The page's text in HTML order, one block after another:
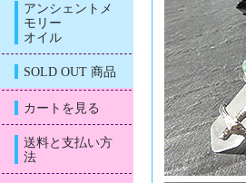
アンシェントメ
モリー
オイル
SOLD OUT 商品
カートを見る
送料と支払い方
法